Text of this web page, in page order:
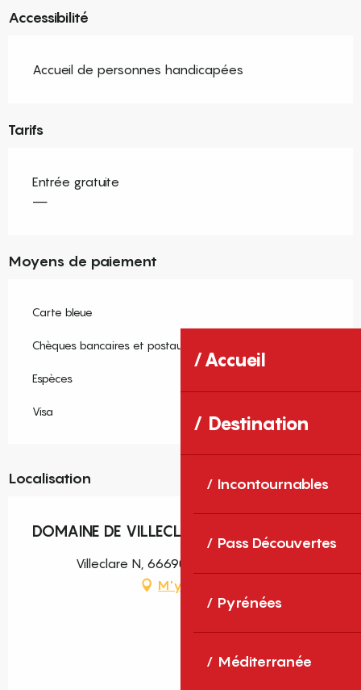
Accueil
Destination
Incontournables
Pass Découvertes
Pyrénées
Méditerranée
Accessibilité
Accueil de personnes handicapées
Tarifs
Entrée gratuite
—
Moyens de paiement
Carte bleue
Chèques bancaires et postaux
Espèces
Visa
Localisation
DOMAINE DE VILLECLARE
Villeclare N, 66690 Palau-del-Vidre
M'y rendre